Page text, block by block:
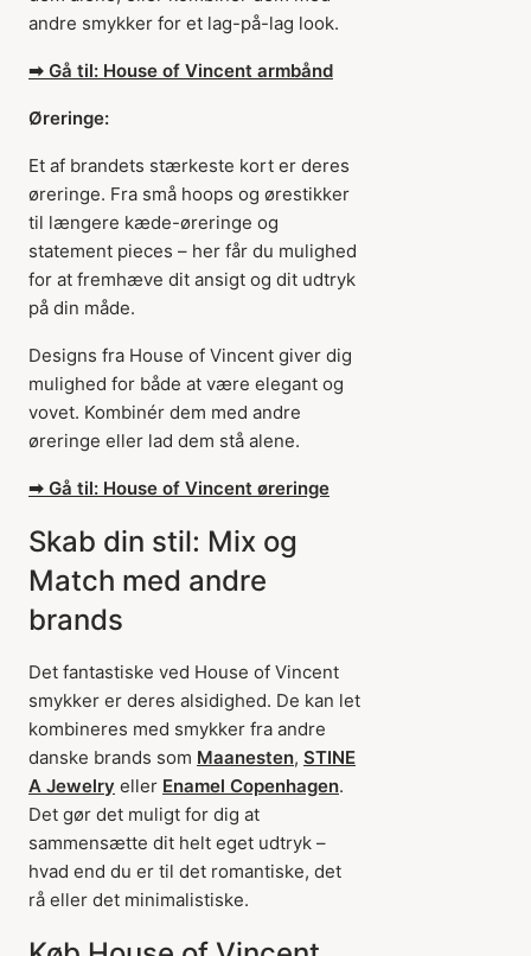
andre smykker for et lag-på-lag look.
➡ Gå til: House of Vincent armbånd
Øreringe:
Et af brandets stærkeste kort er deres
øreringe. Fra små hoops og ørestikker
til længere kæde-øreringe og
statement pieces – her får du mulighed
for at fremhæve dit ansigt og dit udtryk
på din måde.
Designs fra House of Vincent giver dig
mulighed for både at være elegant og
vovet. Kombinér dem med andre
øreringe eller lad dem stå alene.
➡ Gå til: House of Vincent øreringe
Skab din stil: Mix og
Match med andre
brands
Det fantastiske ved House of Vincent
smykker er deres alsidighed. De kan let
kombineres med smykker fra andre
danske brands som Maanesten, STINE
A Jewelry eller Enamel Copenhagen.
Det gør det muligt for dig at
sammensætte dit helt eget udtryk –
hvad end du er til det romantiske, det
rå eller det minimalistiske.